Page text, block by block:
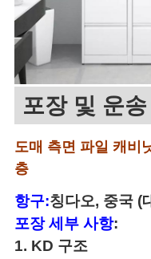
포장 및 운송
도매 측면 파일 캐비
층
항구:칭다오, 중국 (
포장 세부 사항:
1. KD 구조